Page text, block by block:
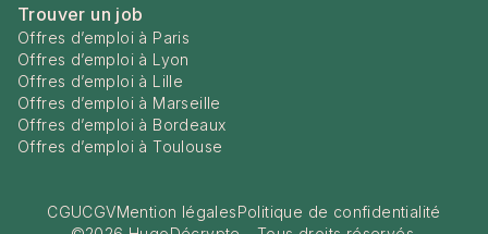
Trouver un job
Offres d’emploi à Paris
Offres d’emploi à Lyon
Offres d’emploi à Lille
Offres d’emploi à Marseille
Offres d’emploi à Bordeaux
Offres d’emploi à Toulouse
CGUCGVMention légalesPolitique de confidentialité